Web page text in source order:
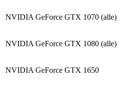
NVIDIA GeForce GTX 1070 (alle)
NVIDIA GeForce GTX 1080 (alle)
NVIDIA GeForce GTX 1650